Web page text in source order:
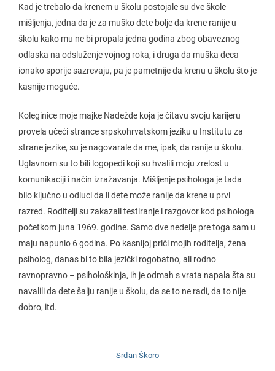
Kad je trebalo da krenem u školu postojale su dve škole
mišljenja, jedna da je za muško dete bolje da krene ranije u
školu kako mu ne bi propala jedna godina zbog obaveznog
odlaska na odsluženje vojnog roka, i druga da muška deca
ionako sporije sazrevaju, pa je pametnije da krenu u školu što je
kasnije moguće.
Koleginice moje majke Nadežde koja je čitavu svoju karijeru
provela učeći strance srpskohrvatskom jeziku u Institutu za
strane jezike, su je nagovarale da me, ipak, da ranije u školu.
Uglavnom su to bili logopedi koji su hvalili moju zrelost u
komunikaciji i način izražavanja. Mišljenje psihologa je tada
bilo ključno u odluci da li dete može ranije da krene u prvi
razred. Roditelji su zakazali testiranje i razgovor kod psihologa
početkom juna 1969. godine. Samo dve nedelje pre toga sam u
maju napunio 6 godina. Po kasnijoj priči mojih roditelja, žena
psiholog, danas bi to bila jezički rogobatno, ali rodno
ravnopravno – psihološkinja, ih je odmah s vrata napala šta su
navalili da dete šalju ranije u školu, da se to ne radi, da to nije
dobro, itd.
Srđan Škoro